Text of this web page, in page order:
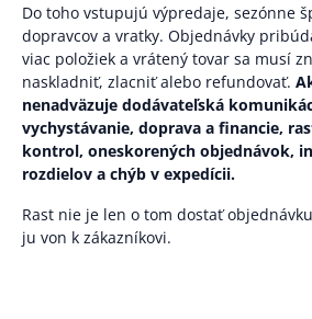
Do toho vstupujú výpredaje, sezónne
dopravcov a vratky. Objednávky
viac položiek a vrátený tovar sa musí
naskladniť, zlacniť alebo refundovať.
nenadväzuje dodávateľská
vychystávanie, doprava a financie,
kontrol, oneskorených objednávok,
rozdielov a chýb v expedícii.
Rast nie je len o tom dostať
ju von k zákazníkovi.